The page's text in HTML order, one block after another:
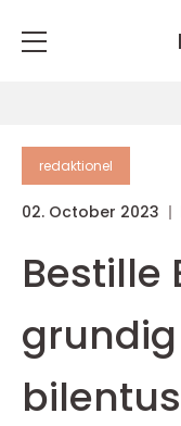
redaktionel
02. October 2023
Bestille